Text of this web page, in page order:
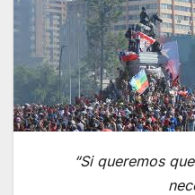
“Si queremos